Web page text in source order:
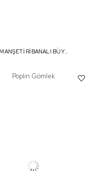
Siyah-MANŞETİ RİBANALI BÜYÜK CEPLİ GÖMLEK
Poplin Gömlek